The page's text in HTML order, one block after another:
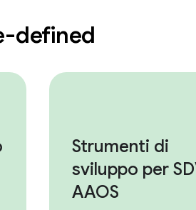
defined
Strumenti di
sviluppo per
AAOS